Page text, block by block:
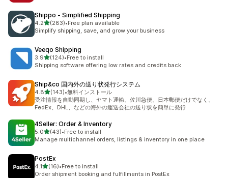
Shippo ‑ Simplified Shipping
4.25つ星中
(283)
合計レビュー数：283件
•Free plan available
Simplify shipping, save, and grow your business
Veeqo Shipping
3.95つ星中
(124)
合計レビュー数：124件
•Free to install
Shipping software offering low rates and credits back
Ship&co 国内外の送り状発行システム
4.85つ星中
(143)
合計レビュー数：143件
•無料インストール
受注情報を自動同期し、ヤマト運輸、佐川急便、日本郵便だけでなく、
FedEx、DHL、などの海外の運送会社の送り状を簡単に発行
4Seller: Order & Inventory
5.05つ星中
(43)
合計レビュー数：43件
•Free to install
Manage multichannel orders, listings & inventory in one place
PostEx
4.15つ星中
(16)
合計レビュー数：16件
•Free to install
Order shipment booking and fulfillments in PostEx